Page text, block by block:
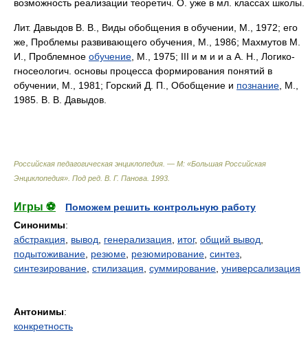
возможность реализации теоретич. О. уже в мл. классах школы.
Лит. Давыдов В. В., Виды обобщения в обучении, М., 1972; его
же, Проблемы развивающего обучения, М., 1986; Махмутов М.
И., Проблемное обучение , М., 1975; III и м и и а А. Н., Логико-
гносеологич. основы процесса формирования понятий в
обучении, М., 1981; Горский Д. П., Обобщение и познание , М.,
1985. В. В. Давыдов.
Российская педагогическая энциклопедия. — М: «Большая Российская
Энциклопедия» Под ред. В. Г. Панова 1993
Игры ⚽
Поможем решить контрольную работу
Синонимы:
абстракция
вывод генерализация итог, общий вывод
подытоживание резюме резюмирование синтез
синтезирование стилизация суммирование универсализация
Антонимы:
конкретность